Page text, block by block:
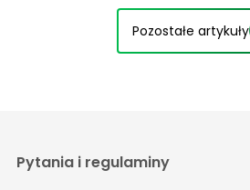
Pozostałe artykuły
Pytania i regulaminy